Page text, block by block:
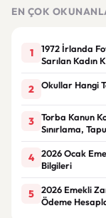
EN ÇOK
1
1972 İrlanda
Sarılan Kadın
2 Okullar Hangi
3
Torba Kanun
Sınırlama,
4
2026 Ocak
Bilgileri
5
2026 Emekli
Ödeme